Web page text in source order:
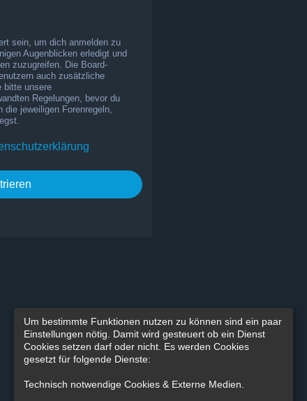
sein, um dich anmelden zu
Augenblicken erledigt und
zuzugreifen. Die Board-
auch zusätzliche
bitte unsere
Regelungen, bevor du
jeweiligen Forenregeln,
Um bestimmte Funktionen nutzen zu können sind ein paar
Einstellungen nötig. Damit wird gesteuert ob ein Dienst
Cookies setzen darf oder nicht. Es werden Cookies
gesetzt für folgende Dienste:
Technisch notwendige Cookies & Externe Medien